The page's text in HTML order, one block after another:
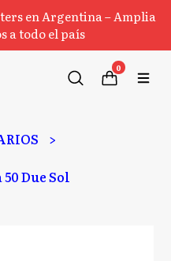
en Argentina – Amplia
a todo el país
0
Due Sol